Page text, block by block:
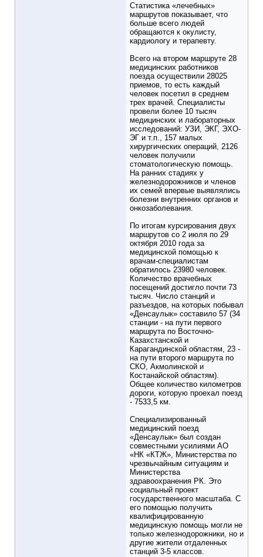
Статистика «лечебных»
маршрутов показывает, что
больше всего людей
обращаются к окулисту,
кардиологу и терапевту.
Всего на втором маршруте 28
медицинских работников
поезда осуществили 28025
приемов, то есть каждый
человек посетил в среднем
трех врачей. Специалисты
провели более 10 тысяч
медицинских и лабораторных
исследований: УЗИ, ЭКГ, ЭХО-
ЭГ и т.п., 157 малых
хирургических операций, 2126
человек получили
стоматологическую помощь.
На ранних стадиях у
железнодорожников и членов
их семей впервые выявлялись
болезни внутренних органов и
онкозаболевания.
По итогам курсирования двух
маршрутов со 2 июля по 29
октября 2010 года за
медицинской помощью к
врачам-специалистам
обратилось 23980 человек.
Количество врачебных
посещений достигло почти 73
тысяч. Число станций и
разъездов, на которых побывал
«Денсаулык» составило 57 (34
станции - на пути первого
маршрута по Восточно-
Казахстанской и
Карагандинской областям, 23 -
на пути второго маршрута по
СКО, Акмолинской и
Костанайской областям).
Общее количество километров
дороги, которую проехал поезд
- 7533,5 км.
Специализированный
медицинский поезд
«Денсаулык» был создан
совместными усилиями АО
«НК «КТЖ», Министерства по
чрезвычайным ситуациям и
Министерства
здравоохранения РК. Это
социальный проект
государственного масштаба. С
его помощью получить
квалифицированную
медицинскую помощь могли не
только железнодорожники, но и
другие жители отдаленных
станций 3-5 классов.